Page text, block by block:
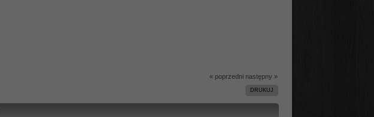
« poprzedni następny »
DRUKUJ